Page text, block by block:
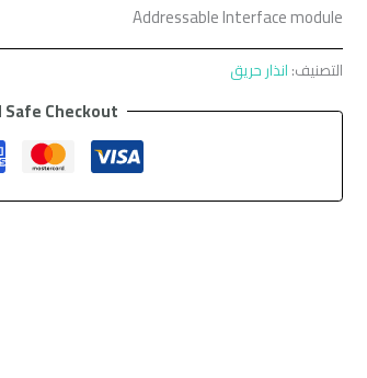
Addressable Interface module
التصنيف:انذار حريق
Checkout